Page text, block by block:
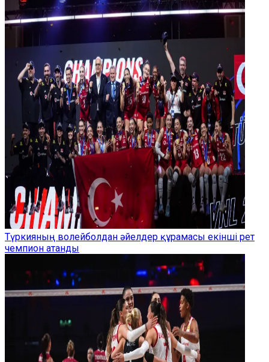
Түркияның волейболдан әйелдер құрамасы екінші рет
чемпион атанды